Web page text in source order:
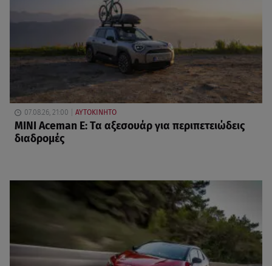
07.08.26, 21:00 ΑΥΤΟΚΙΝΗΤΟ
MINI Aceman E: Τα αξεσουάρ για περιπετειώδεις
διαδρομές